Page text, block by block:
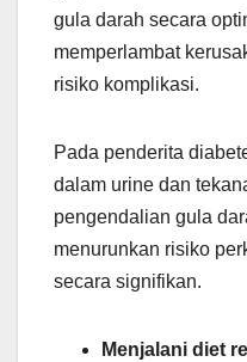
gula darah secara
memperlambat
risiko komplikasi.
Pada penderita
dalam urine dan
pengendalian gula
menurunkan risiko
secara signifikan.
Menjalani diet